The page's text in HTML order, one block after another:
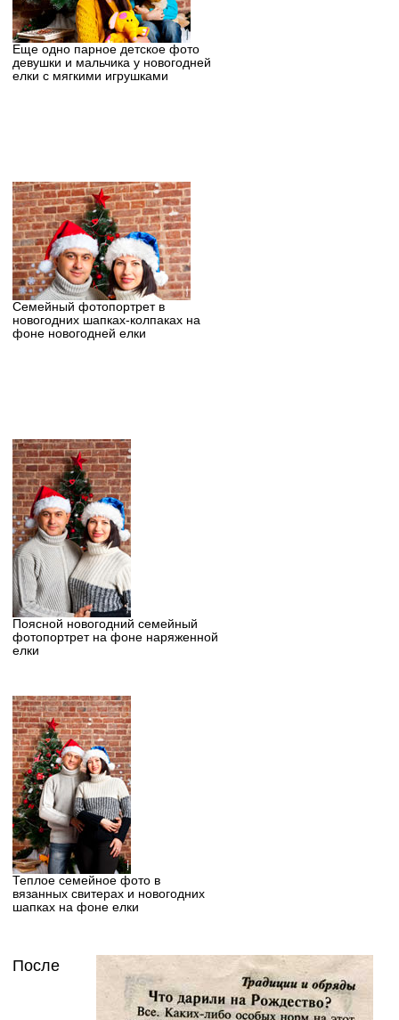
Еще одно парное детское фото
девушки и мальчика у новогодней
елки с мягкими игрушками
Семейный фотопортрет в
новогодних шапках-колпаках на
фоне новогодней елки
Поясной новогодний семейный
фотопортрет на фоне наряженной
елки
Теплое семейное фото в
вязанных свитерах и новогодних
шапках на фоне елки
После